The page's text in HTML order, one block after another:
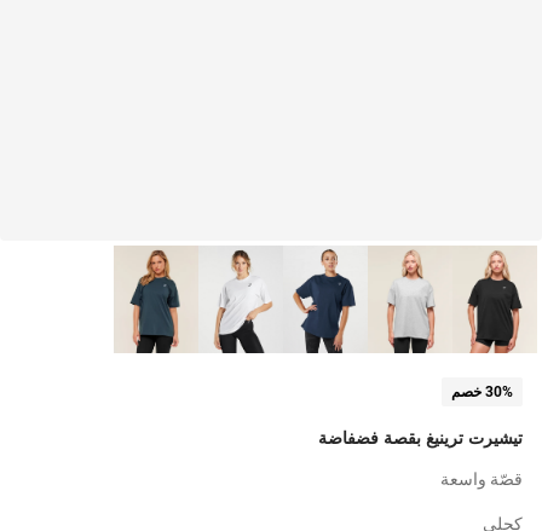
30% خصم
تيشيرت ترينيغ بقصة فضفاضة
قصّة واسعة
كحلي